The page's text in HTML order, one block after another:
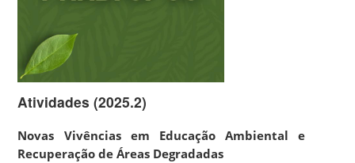
Atividades (2025.2)
Novas Vivências em Educação Ambiental e
Recuperação de Áreas Degradadas